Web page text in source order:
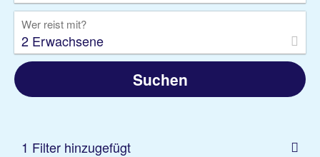
Wer reist mit?
2 Erwachsene
Suchen
1 Filter hinzugefügt